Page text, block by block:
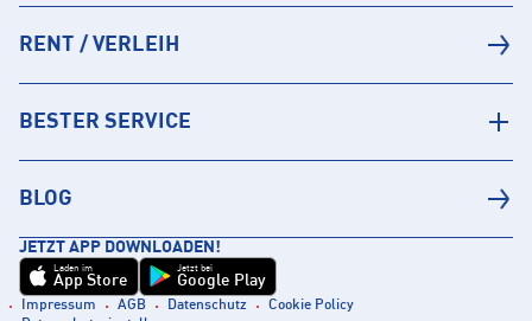
RENT / VERLEIH
BESTER SERVICE
BLOG
JETZT APP DOWNLOADEN!
Laden im
App Store
Jetzt bei
Google Play
Impressum AGB Datenschutz
Cookie Policy